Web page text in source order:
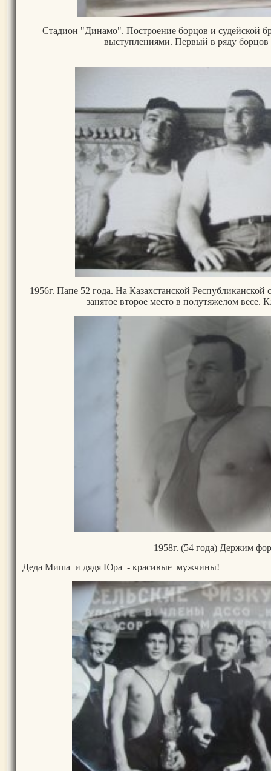
Стадион "Динамо". Построение борцов и судейской
выступлениями. Первый в ряду
1956г. Папе 52 года. На Казахстанской Республиканской
занятое второе место в полутяжелом весе.
1958г. (54 года) Держим
Деда Миша и дядя Юра - красивые мужчины!